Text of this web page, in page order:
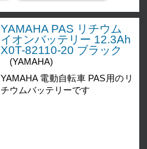
YAMAHA PAS リチウム
イオンバッテリー 12.3Ah
X0T-82110-20 ブラック
(YAMAHA)
YAMAHA 電動自転車 PAS用のリ
チウムバッテリーです